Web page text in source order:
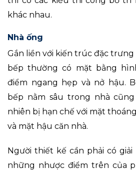
khác nhau.
Nhà ống
Gắn liền với kiến trúc đặc
bếp thường có mặt bằng
điểm ngang hẹp và nở hậu.
bếp nằm sâu trong nhà
nhiên bị hạn chế với mặt
và mặt hậu căn nhà.
Người thiết kế cần phải có
những nhược điểm trên của